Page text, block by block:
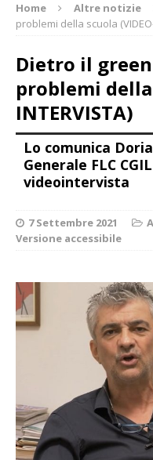
Home Altre notizie
problemi della scuola
Dietro il
problemi della
INTERVISTA)
Lo comunica
Generale FLC
videointervista
7 Settembre 2021
Versione accessibile